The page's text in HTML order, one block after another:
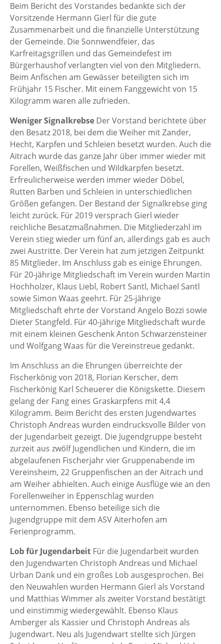
Beim Bericht des Vorstandes bedankte sich der
Vorsitzende Hermann Gierl für die gute
Zusammenarbeit und die finanzielle Unterstützung
der Gemeinde. Die Sonnwendfeier, das
Karfreitagsgrillen und das Gemeindefest im
Bürgerhaushof verlangten viel von den Mitgliedern.
Beim Anfischen am Gewässer beteiligten sich im
Frühjahr 15 Fischer. Mit einem Fanggewicht von 15
Kilogramm waren alle zufrieden.
Weniger Signalkrebse Der Vorstand berichtete über
den Besatz 2018, bei dem die Weiher mit Zander,
Hecht, Karpfen und Schleien besetzt wurden. Auch die
Aitrach wurde das ganze Jahr über immer wieder mit
Forellen, Weißfischen und Wildkarpfen besetzt.
Erfreulicherweise werden immer wieder Döbel,
Rutten Barben und Schleien in unterschiedlichen
Größen gefangen. Der Bestand der Signalkrebse ging
leicht zurück. Für 2019 versprach Gierl wieder
reichliche Besatzmaßnahmen. Die Mitgliederzahl im
Verein stieg wieder um fünf an, allerdings gab es auch
zwei Austritte. Der Verein hat zum jetzigen Zeitpunkt
85 Mitglieder. Im Anschluss gab es einige Ehrungen.
Für 20-jährige Mitgliedschaft im Verein wurden Martin
Hochholzer, Klaus Liebl, Robert Santl, Michael Santl
sowie Simon Waas geehrt. Für 25-jährige
Mitgliedschaft ehrte der Vorstand Angelo Bozzi sowie
Dieter Stangfeld. Für 40-jährige Mitgliedschaft wurde
mit einem kleinen Geschenk Anton Schwarzensteiner
und Wolfgang Waas für die Vereinstreue gedankt.
Im Anschluss an die Ehrungen überreichte der
Fischerkönig von 2018, Florian Kerscher, dem
Fischerkönig Karl Scheuerer die Königskette. Diesem
gelang der Fang eines Graskarpfens mit 4,4
Kilogramm. Beim Bericht des ersten Jugendwartes
Christoph Andreas wurden eindrucksvolle Bilder von
der Jugendarbeit gezeigt. Die Jugendgruppe besteht
zurzeit aus zwölf Jugendlichen und Kindern, die im
abgelaufenen Fischerjahr vier Gruppenabende im
Vereinsheim, 22 Gruppenfischen an der Aitrach und
am Weiher abhielten. Auch einige Ausflüge wie an den
Forellenweiher in Eppenschlag wurden
unternommen. Ebenso beteilige sich die
Jugendgruppe mit dem ASV Aiterhofen am
Ferienprogramm.
Lob für Jugendarbeit Für die Jugendarbeit wurden
den Jugendwarten Christoph Andreas und Michael
Urban Dank und ein großes Lob ausgesprochen. Bei
den Neuwahlen wurden Hermann Gierl als Vorstand
und Matthias Wimmer als zweiter Vorstand bestätigt
und einstimmig wiedergewählt. Ebenso Klaus
Amberger als Kassier und Christoph Andreas als
Jugendwart. Neu als Jugendwart stellte sich Jürgen